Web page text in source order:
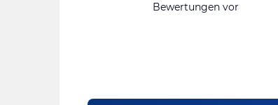
Bewertungen vor